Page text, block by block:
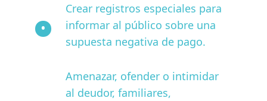
Crear registros especiales para
informar al público sobre una
supuesta negativa de pago.
Amenazar, ofender o intimidar
al deudor, familiares,